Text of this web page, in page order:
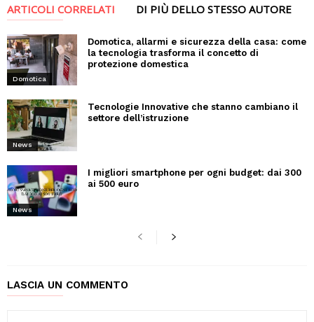
ARTICOLI CORRELATI DI PIÙ DELLO STESSO AUTORE
Domotica
Domotica, allarmi e sicurezza della casa: come
la tecnologia trasforma il concetto di
protezione domestica
News
Tecnologie Innovative che stanno cambiano il
settore dell’istruzione
News
I migliori smartphone per ogni budget: dai 300
ai 500 euro
LASCIA UN COMMENTO